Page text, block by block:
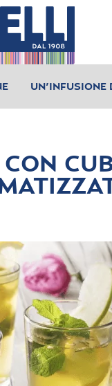
UN’INFUSIONE